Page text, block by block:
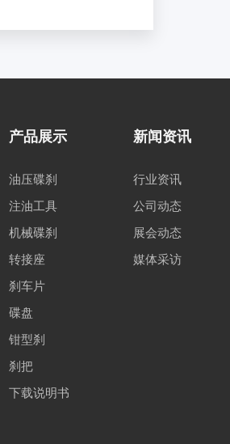
产品展示
油压碟刹
注油工具
机械碟刹
转接座
刹车片
碟盘
钳型刹
刹把
下载说明书
新闻资讯
行业资讯
公司动态
展会动态
媒体采访